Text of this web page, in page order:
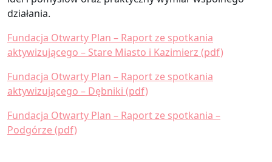
działania.
Fundacja Otwarty Plan – Raport ze spotkania
aktywizującego – Stare Miasto i Kazimierz (pdf)
Fundacja Otwarty Plan – Raport ze spotkania
aktywizującego – Dębniki (pdf)
Fundacja Otwarty Plan – Raport ze spotkania –
Podgórze (pdf)